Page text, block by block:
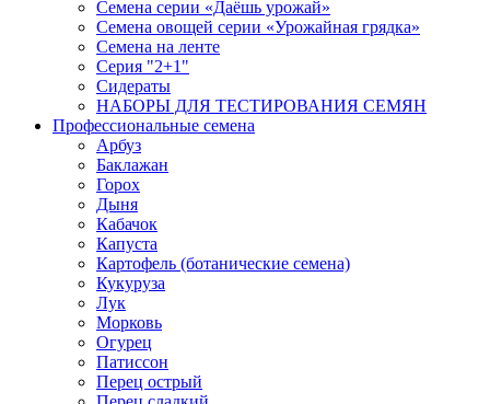
Семена серии «Даёшь урожай»
Семена овощей серии «Урожайная грядка»
Семена на ленте
Серия "2+1"
Сидераты
НАБОРЫ ДЛЯ ТЕСТИРОВАНИЯ СЕМЯН
Профессиональные семена
Арбуз
Баклажан
Горох
Дыня
Кабачок
Капуста
Картофель (ботанические семена)
Кукуруза
Лук
Морковь
Огурец
Патиссон
Перец острый